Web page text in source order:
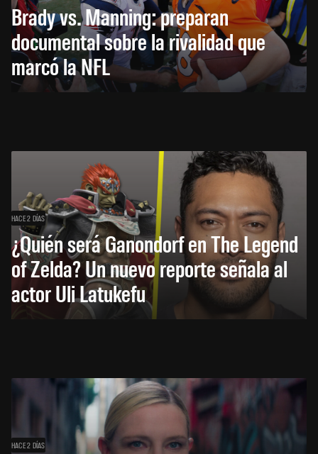
Brady vs. Manning: preparan
documental sobre la rivalidad que
marcó la NFL
HACE 2 DÍAS
¿Quién será Ganondorf en The Legend
of Zelda? Un nuevo reporte señala al
actor Uli Latukefu
HACE 2 DÍAS